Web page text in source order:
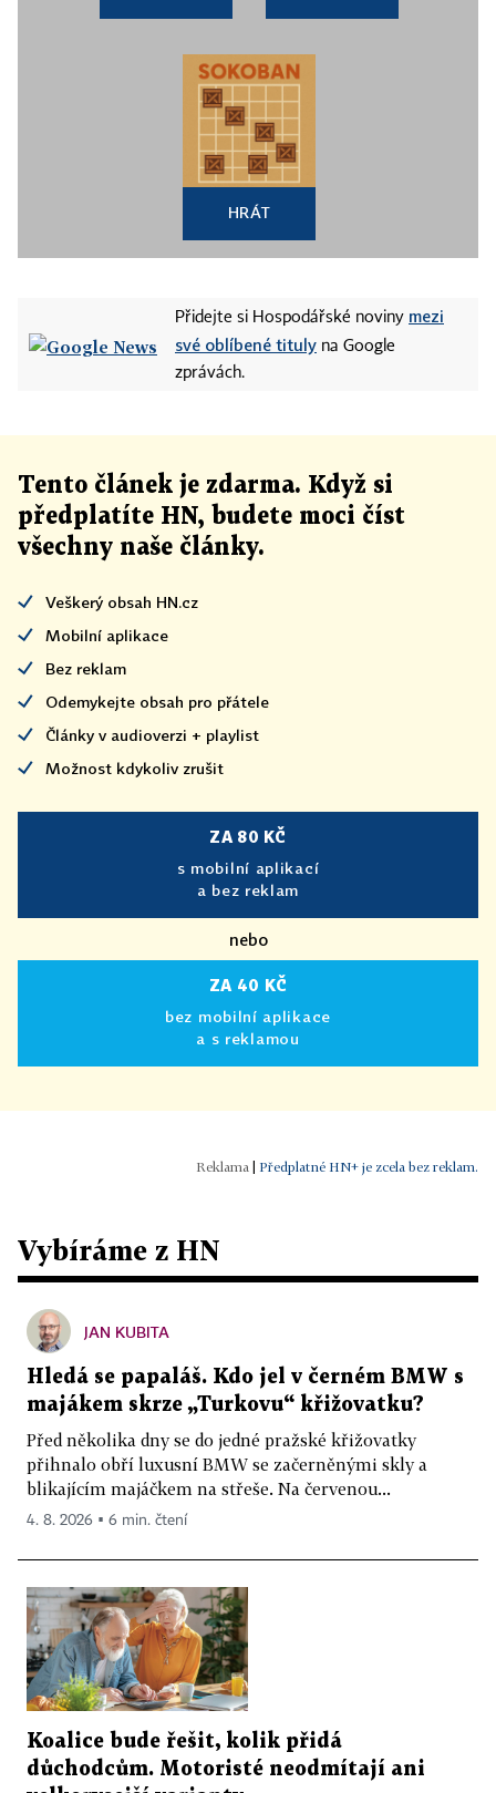
HRÁT
Přidejte si Hospodářské noviny mezi
své oblíbené tituly na Google
zprávách.
Tento článek je zdarma. Když si
předplatíte HN, budete moci číst
všechny naše články.
Veškerý obsah HN.cz
Mobilní aplikace
Bez reklam
Odemykejte obsah pro přátele
Články v audioverzi + playlist
Možnost kdykoliv zrušit
ZA 80 KČ
s mobilní aplikací
a bez reklam
nebo
ZA 40 KČ
bez mobilní aplikace
a s reklamou
| Předplatné HN+ je zcela bez reklam.
Vybíráme z HN
JAN KUBITA
Hledá se papaláš. Kdo jel v černém BMW s
majákem skrze „Turkovu“ křižovatku?
Před několika dny se do jedné pražské křižovatky
přihnalo obří luxusní BMW se začerněnými skly a
blikajícím majáčkem na střeše. Na červenou...
4. 8. 2026 ▪ 6 min. čtení
Koalice bude řešit, kolik přidá
důchodcům. Motoristé neodmítají ani